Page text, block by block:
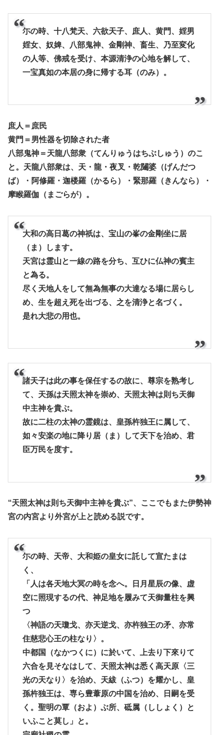
尓の時、十八梵天、六欲天子、庶人、黄門、婬男
婬女、奴婢、八部鬼神、金剛神、畜生、乃至変化
の人等、佛戒を受け、本源清浄の心地を解して、
一宝真如の本居の身に帰する耳（のみ）。
庶人＝庶民
黄門＝男性器を切除された者
八部鬼神＝天龍八部衆（てんりゅうはちぶしゅう）のこ
と。天龍八部衆は、天・龍・夜叉・乾闥婆（げんだつ
ば）・阿修羅・迦楼羅（かるら）・緊那羅（きんなら）・
摩睺羅伽（まごらが）。
大和の高日葛の神祇は、宝山の峯の金剛坐に居
（ま）します。
天宮は霊山と一線の路を分ち、互ひに仏神の賓主
と為る。
尽く天地人をして無為無事の大達なる場に居らし
め、生を超え死を出づる、之を清浄と名づく。
是れ大悲の用也。
諸天子は此の事を保任するの故に、尊宗を熟考し
て、天孫は天照太神を崇め、天照太神は則ち天御
中主神を貴ぶ。
故に二柱の太神の霊鏡は、皇孫杵独王に属して、
如々安楽の地に降り居（ま）して天下を治め、君
臣万民を度す。
“天照太神は則ち天御中主神を貴ぶ”、ここでもまた伊勢神
宮の内宮より外宮が上と読める説です。
尓の時、天帝、大和姫の皇女に託して宣たまは
く、
「人は各天地大冥の時を念へ。日月星辰の像、虚
空に照現するの代、神足地を履みて天御量柱を興
つ
〈神語の天瓊戈、亦天逆戈、亦杵独王の矛、亦常
住慈悲心王の柱なり〉。
中都国（なかつくに）に於いて、上去り下來りて
六合を見そなはして、天照太神は悉く高天原〈三
光の天なり〉を治め、天紱（ふつ）を耀かし、皇
孫杵独王は、専ら豊葦原の中国を治め、日嗣を受
く。聖明の覃（およ）ぶ所、砥属（ししょく）と
いふこと莫し」と。